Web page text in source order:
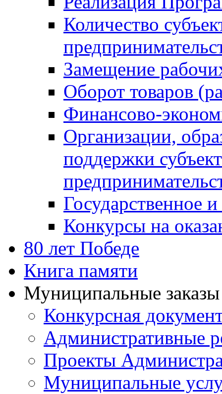
Количество
Замещение
Оборот товаров
Финансово-
Организации,
поддержки
Государственное
Конкурсы на
80 лет Победе
Книга памяти
Муниципальные
Конкурсная
Административные
Проекты
Муниципальные